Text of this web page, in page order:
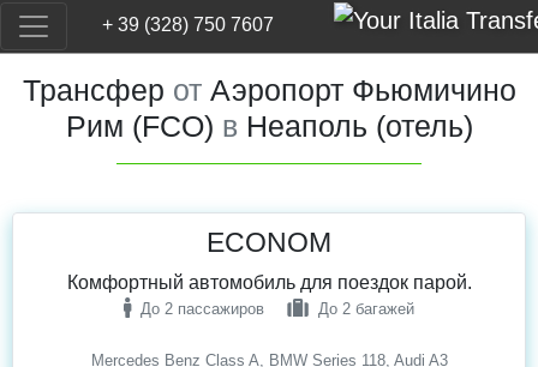
+ 39 (328) 750 7607
Трансфер отАэропорт Фьюмичино
Рим (FCO) в Неаполь (отель)
Mercedes Benz Class A, BMW Series 118, Audi A3
ECONOM
Комфортный автомобиль для поездок парой.
До 2 пассажиров До 2 багажей